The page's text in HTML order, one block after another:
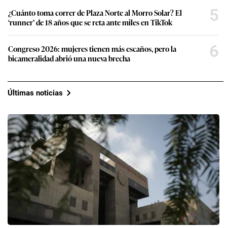
¿Cuánto toma correr de Plaza Norte al Morro Solar? El
‘runner’ de 18 años que se reta ante miles en TikTok
5
Congreso 2026: mujeres tienen más escaños, pero la
bicameralidad abrió una nueva brecha
6
Últimas noticias